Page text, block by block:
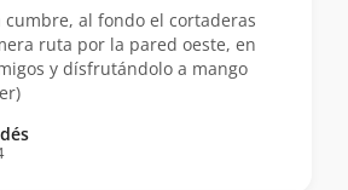
cumbre, al fondo el cortaderas
ruta por la pared oeste, en
y dísfrutándolo a mango